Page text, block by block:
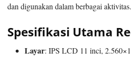
dan digunakan dalam berbagai aktivitas.
Spesifikasi Utama
Layar: IPS LCD 11 inci,